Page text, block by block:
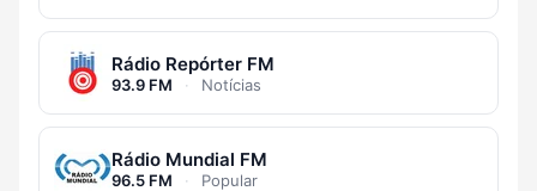
Rádio Repórter FM
93.9 FM · Notícias
Rádio Mundial FM
96.5 FM · Popular